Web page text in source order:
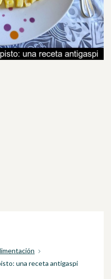
una receta antigaspi